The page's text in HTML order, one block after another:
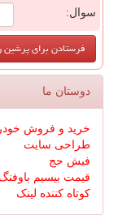
سوال:
دوستان ما
خرید و فروش
طراحی سایت
فیش حج
قیمت بیسیم باوفنگ
کوتاه کننده لینک